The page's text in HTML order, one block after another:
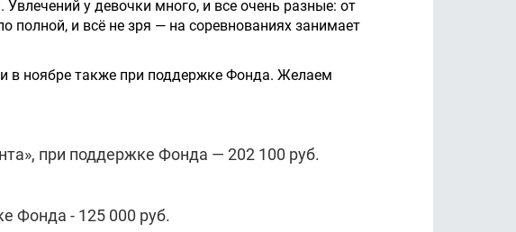
Увлечений у девочки много, и все очень разные: от
полной, и всё не зря — на соревнованиях занимает
в ноябре также при поддержке Фонда. Желаем
при поддержке Фонда — 202 100 руб.
Фонда - 125 000 руб.